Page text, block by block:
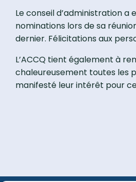
Le conseil d’administration a
nominations lors de sa
dernier. Félicitations aux
L’ACCQ tient également à
chaleureusement toutes les
manifesté leur intérêt pour